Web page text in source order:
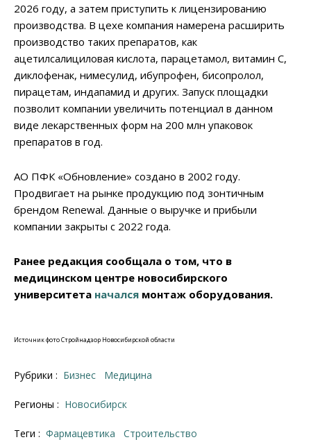
2026 году, а затем приступить к лицензированию
производства. В цехе компания намерена расширить
производство таких препаратов, как
ацетилсалициловая кислота, парацетамол, витамин С,
диклофенак, нимесулид, ибупрофен, бисопролол,
пирацетам, индапамид и других. Запуск площадки
позволит компании увеличить потенциал в данном
виде лекарственных форм на 200 млн упаковок
препаратов в год.
АО ПФК «Обновление» создано в 2002 году.
Продвигает на рынке продукцию под зонтичным
брендом Renewal. Данные о выручке и прибыли
компании закрыты с 2022 года.
Ранее редакция сообщала о том, что в
медицинском центре новосибирского
университета начался монтаж оборудования.
Источник фото Стройнадзор Новосибирской области
Рубрики : Бизнес Медицина
Регионы : Новосибирск
Теги : фармацевтика строительство